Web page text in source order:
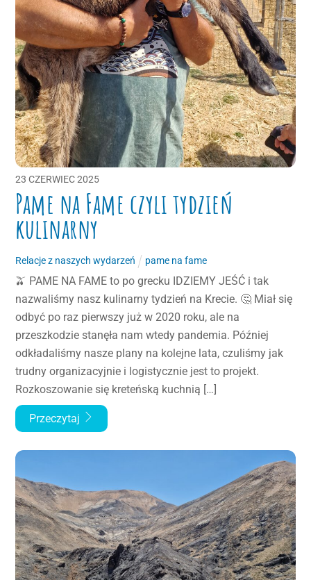
23 CZERWIEC 2025
Pame na Fame czyli tydzień
kulinarny
Relacje z naszych wydarzeń pame na fame
🫒 PAME NA FAME to po grecku IDZIEMY JEŚĆ i tak
nazwaliśmy nasz kulinarny tydzień na Krecie. 🤔 Miał się
odbyć po raz pierwszy już w 2020 roku, ale na
przeszkodzie stanęła nam wtedy pandemia. Później
odkładaliśmy nasze plany na kolejne lata, czuliśmy jak
trudny organizacyjnie i logistycznie jest to projekt.
Rozkoszowanie się kreteńską kuchnią […]
Przeczytaj